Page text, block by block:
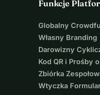
Funkcje
Globalny
Własny Branding
Darowizny
Kod QR i Prośby
Zbiórka
Wtyczka